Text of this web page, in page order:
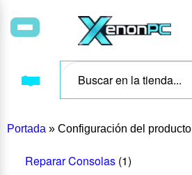
Portada » Configuración del producto
Reparar Consolas (1)